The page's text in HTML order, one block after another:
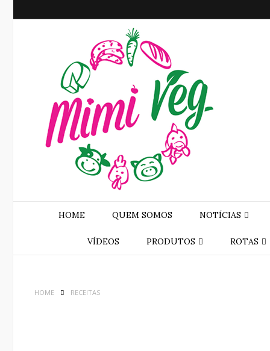
HOME QUEM SOMOS NOTÍCIAS
VÍDEOS PRODUTOS ROTAS
HOME RECEITAS